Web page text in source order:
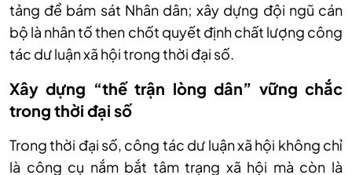
tảng để bám sát Nhân dân; xây dựng đội ngũ cán
bộ là nhân tố then chốt quyết định chất lượng công
tác dư luận xã hội trong thời đại số.
Xây dựng “thế trận lòng dân” vững chắc
trong thời đại số
Trong thời đại số, công tác dư luận xã hội không chỉ
là công cụ nắm bắt tâm trạng xã hội mà còn là